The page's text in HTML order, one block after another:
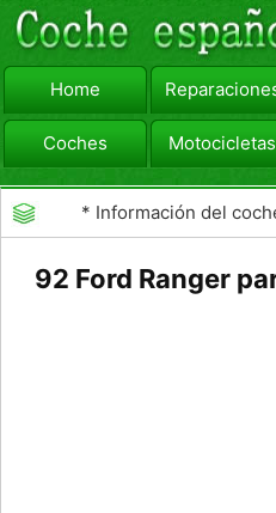
Home
Coches Motocicletas
viajar Camiones
* Información del
92 Ford Ranger